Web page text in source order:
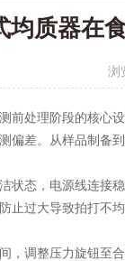
均质器在
浏
前处理阶段的核心
偏差。从样品制备
态，电源线连接稳
止过大导致拍打不
调整压力旋钮至合